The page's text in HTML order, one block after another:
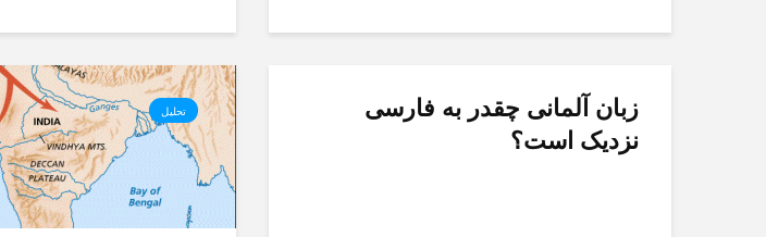
زبان آلمانی چقدر به فارسی
نزدیک است؟
تحلیل